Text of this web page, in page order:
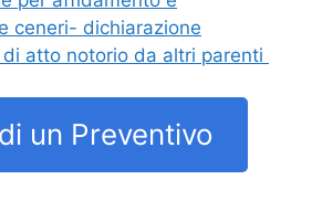
ceneri- dichiarazione
atto notorio da altri parenti
un Preventivo